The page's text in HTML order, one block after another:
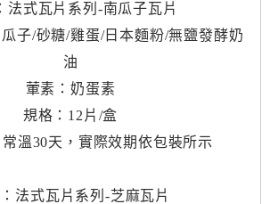
法式瓦片系列-南瓜子瓦片
子/砂糖/雞蛋/日本麵粉/無鹽發酵奶
油
葷素：奶蛋素
規格：12片/盒
溫30天，實際效期依包裝所示
法式瓦片系列-芝麻瓦片